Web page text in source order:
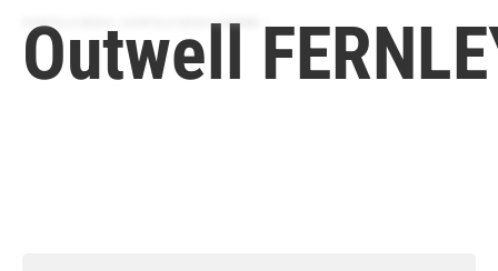
ZAPATILLA MODA | ZAPATILLA MODA HOMBRE
Outwell